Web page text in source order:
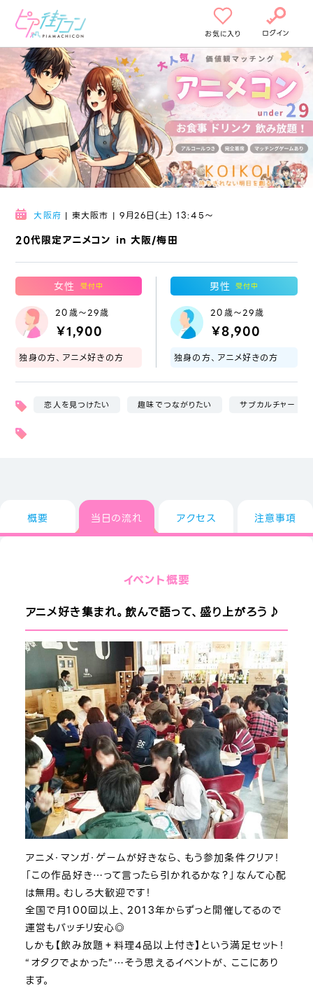
お気に入り ログイン
20代限定アニメコン in 大阪/梅田
大阪府 | 東大阪市 | 9月26日(土) 13:45〜
女性 受付中
20歳～29歳
￥1,900
独身の方、アニメ好きの方
男性 受付中
20歳～29歳
￥8,900
独身の方、アニメ好きの方
恋人を見つけたい 趣味でつながりたい サブカルチャー
概要 当日の流れ アクセス 注意事項
イベント概要
アニメ好き集まれ。飲んで語って、盛り上がろう♪
アニメ・マンガ・ゲームが好きなら、もう参加条件クリア！
「この作品好き…って言ったら引かれるかな？」なんて心配
は無用。むしろ大歓迎です！
全国で月100回以上、2013年からずっと開催してるので
運営もバッチリ安心◎
しかも【飲み放題＋料理4品以上付き】という満足セット！
“オタクでよかった”…そう思えるイベントが、ここにあり
ます。